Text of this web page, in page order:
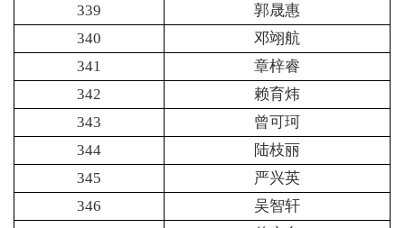
339
郭晟惠
340
邓翊航
341
章梓睿
342
赖育炜
343
曾可珂
344
陆枝丽
345
严兴英
346
吴智轩